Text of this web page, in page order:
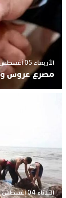
الأربعاء 05 أغسطس 2026 - 11:56
مصرع عروس وإصابة 72 مدعوا
الثلاثاء 04 أغسطس 2026 - 6:42